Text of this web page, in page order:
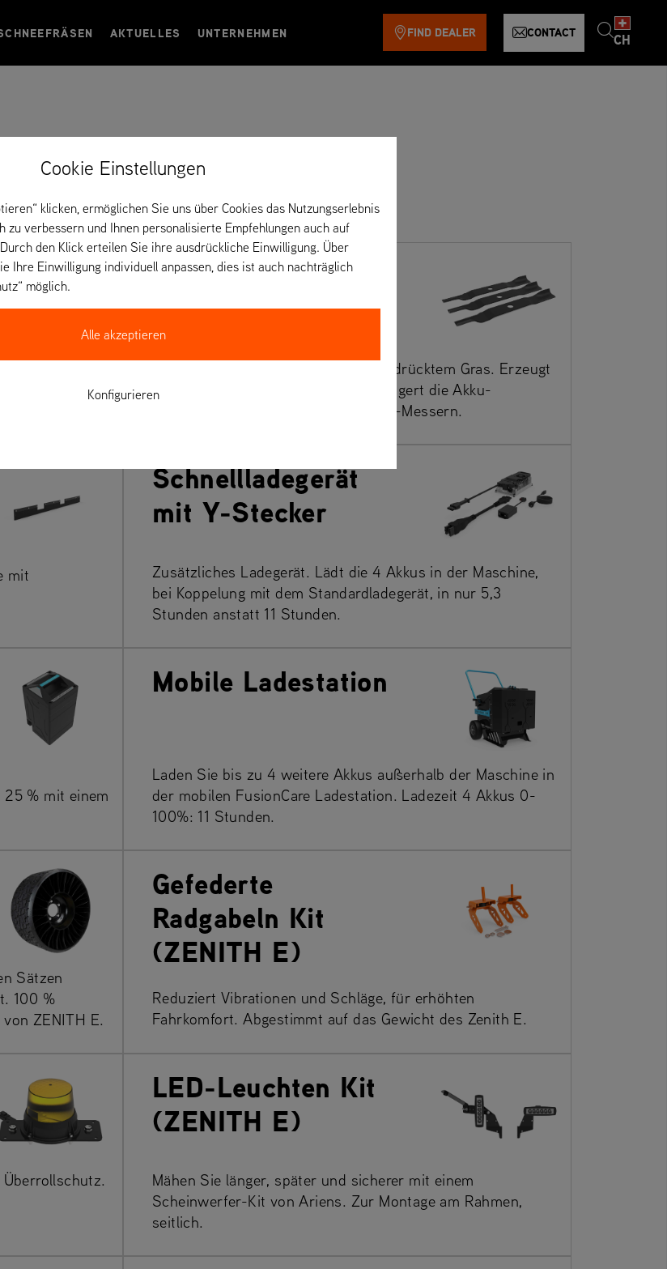
AKTUELLES UNTERNEHMEN FIND DEALER CONTACT CH
Modelle.
High Lift Blade Kit
(ZENITH E)
Vorteilhaft bei dünnem und niedergedrücktem Gras. Erzeugt
einen extra starken Luftstrom. Verringert die Akku-
Reichweite im Vergleich zu Standard-Messern.
mit
Schnellladegerät
mit Y-Stecker
Zusätzliches Ladegerät. Lädt die 4 Akkus in der Maschine,
bei Koppelung mit dem Standardladegerät, in nur 5,3
Stunden anstatt 11 Stunden.
% mit einem
Mobile Ladestation
Laden Sie bis zu 4 weitere Akkus außerhalb der Maschine in
der mobilen FusionCare Ladestation. Ladezeit 4 Akkus 0-
100%: 11 Stunden.
Sätzen
100 %
ZENITH E.
Gefederte
Radgabeln Kit
(ZENITH E)
Reduziert Vibrationen und Schläge, für erhöhten
Fahrkomfort. Abgestimmt auf das Gewicht des Zenith E.
LED-Leuchten Kit
(ZENITH E)
Mähen Sie länger, später und sicherer mit einem
Scheinwerfer-Kit von Ariens. Zur Montage am Rahmen,
seitlich.
Cookie Einstellungen
klicken, ermöglichen Sie uns über Cookies das Nutzungserlebnis
zu verbessern und Ihnen personalisierte Empfehlungen auch auf
den Klick erteilen Sie ihre ausdrückliche Einwilligung. Über
Ihre Einwilligung individuell anpassen, dies ist auch nachträglich
möglich.
Alle akzeptieren
Konfigurieren